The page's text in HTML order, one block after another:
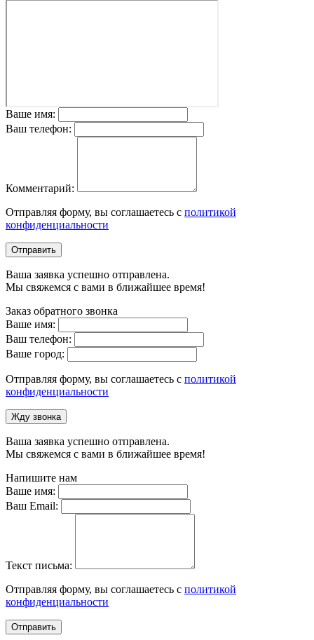
Ваше имя:
Ваш телефон:
Комментарий:
Отправляя форму, вы соглашаетесь с политикой
конфиденциальности
Отправить
Ваша заявка успешно отправлена.
Мы свяжемся с вами в ближайшее время!
Заказ обратного звонка
Ваше имя:
Ваш телефон:
Ваше город:
Отправляя форму, вы соглашаетесь с политикой
конфиденциальности
Жду звонка
Ваша заявка успешно отправлена.
Мы свяжемся с вами в ближайшее время!
Напишите нам
Ваше имя:
Ваш Email:
Текст письма:
Отправляя форму, вы соглашаетесь с политикой
конфиденциальности
Отправить